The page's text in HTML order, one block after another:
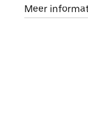
Meer